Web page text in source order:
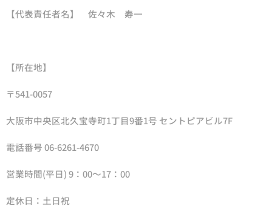
【代表責任者名】 佐々木 寿一
【所在地】
〒541-0057
大阪市中央区北久宝寺町1丁目9番1号 セントピアビル7F
電話番号 06-6261-4670
営業時間(平日) 9：00～17：00
定休日：土日祝